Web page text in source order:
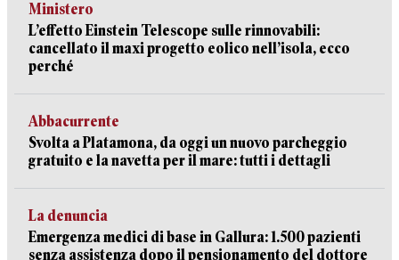
Ministero
L’effetto Einstein Telescope sulle rinnovabili:
cancellato il maxi progetto eolico nell’isola, ecco
perché
Abbacurrente
Svolta a Platamona, da oggi un nuovo parcheggio
gratuito e la navetta per il mare: tutti i dettagli
La denuncia
Emergenza medici di base in Gallura: 1.500 pazienti
senza assistenza dopo il pensionamento del dottore